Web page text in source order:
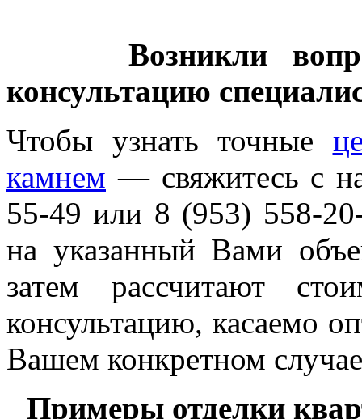
Возникли
консультацию
Чтобы узнать точные
камнем — свяжитесь с
55-49 или 8 (953) 558-
на указанный Вами
затем рассчитают
консультацию, касаемо
Вашем конкретном
Примеры отделки